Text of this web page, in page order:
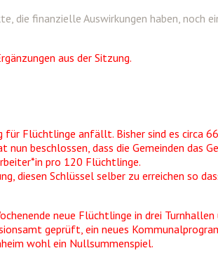
finanzielle Auswirkungen haben, noch
aus der Sitzung.
Flüchtlinge anfällt. Bisher sind es circa
beschlossen, dass die Gemeinden das
pro 120 Flüchtlinge.
diesen Schlüssel selber zu erreichen so
neue Flüchtlinge in drei
geprüft, ein neues
wohl ein Nullsummenspiel.